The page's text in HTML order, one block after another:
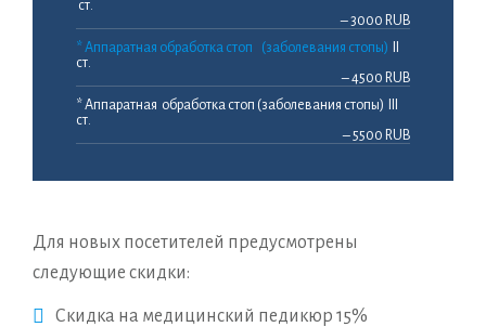
ст.
– 3000 RUB
* Аппаратная обработка стоп (заболевания стопы)
ст.
– 4500 RUB
* Аппаратная обработка стоп (заболевания стопы) III
ст.
– 5500 RUB
Для новых посетителей предусмотрены
следующие скидки:
Скидка на медицинский педикюр 15%